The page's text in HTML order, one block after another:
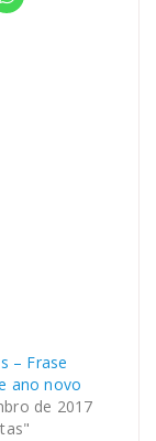
– Frase
ano novo
de 2017